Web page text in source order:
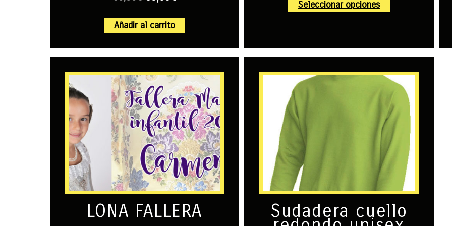
Añadir al carrito
Seleccionar opciones
LONA FALLERA Sudadera cuello